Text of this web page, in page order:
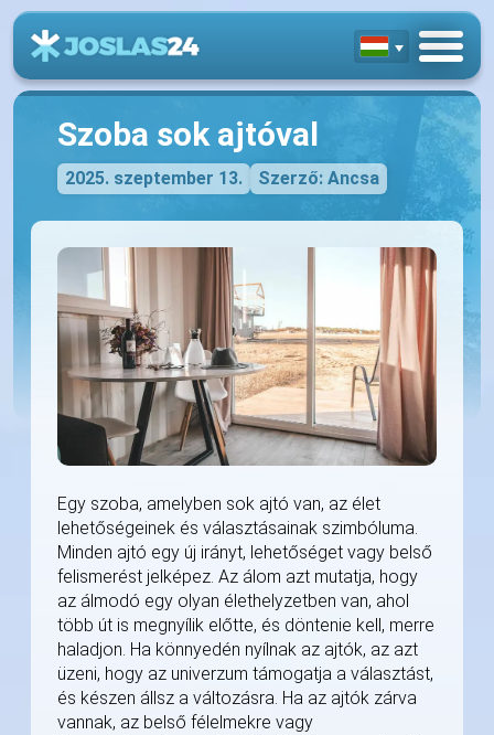
Szoba sok ajtóval
2025. szeptember 13. Szerző: Ancsa
Egy szoba, amelyben sok ajtó van, az élet
lehetőségeinek és választásainak szimbóluma.
Minden ajtó egy új irányt, lehetőséget vagy belső
felismerést jelképez. Az álom azt mutatja, hogy
az álmodó egy olyan élethelyzetben van, ahol
több út is megnyílik előtte, és döntenie kell, merre
haladjon. Ha könnyedén nyílnak az ajtók, az azt
üzeni, hogy az univerzum támogatja a választást,
és készen állsz a változásra. Ha az ajtók zárva
vannak, az belső félelmekre vagy